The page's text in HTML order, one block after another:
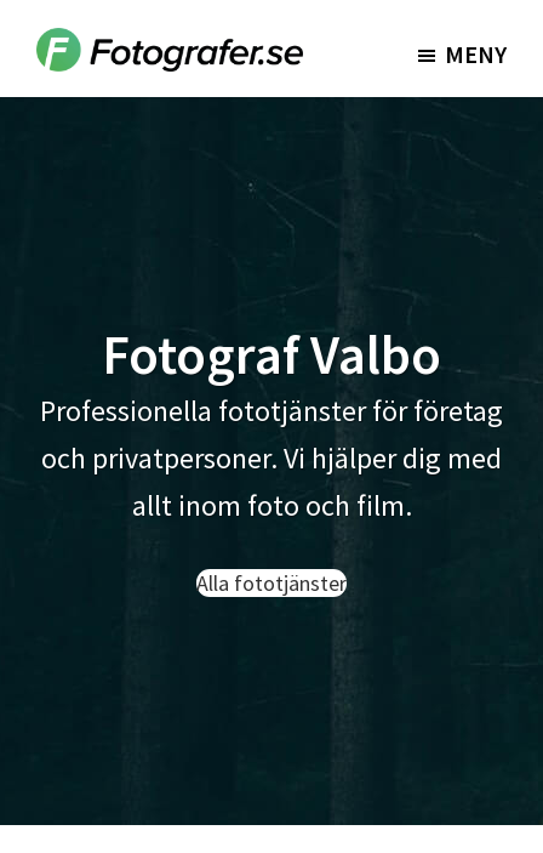
Fotografer.se MENY
Fotograf Valbo
Professionella fototjänster för företag
och privatpersoner. Vi hjälper dig med
allt inom foto och film.
Alla fototjänster